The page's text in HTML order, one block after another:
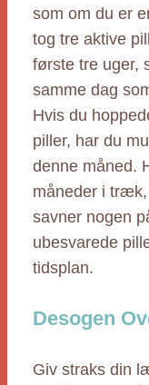
som om du er
tog tre aktive
første tre uger,
samme dag
Hvis du
piller, har du
denne måned.
måneder i
savner nogen
ubesvarede
tidsplan.
Desogen
Giv straks din